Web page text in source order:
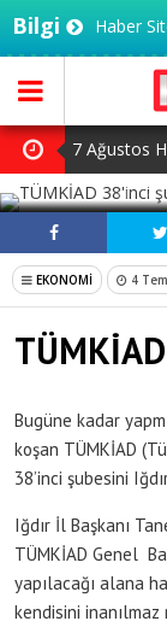
Bilgi Haber
7 Ağustos
Mürsel
İnsanlar
Kilo
EKONOMİ 4
Bugüne kadar
koşan TÜMKİAD
38’inci şubesini
Iğdır İl Başkanı
TÜMKİAD Genel
yapılacağı alana
kendisini